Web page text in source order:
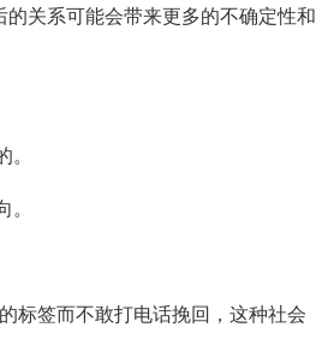
关系可能会带来更多的不确定性和
标签而不敢打电话挽回，这种社会